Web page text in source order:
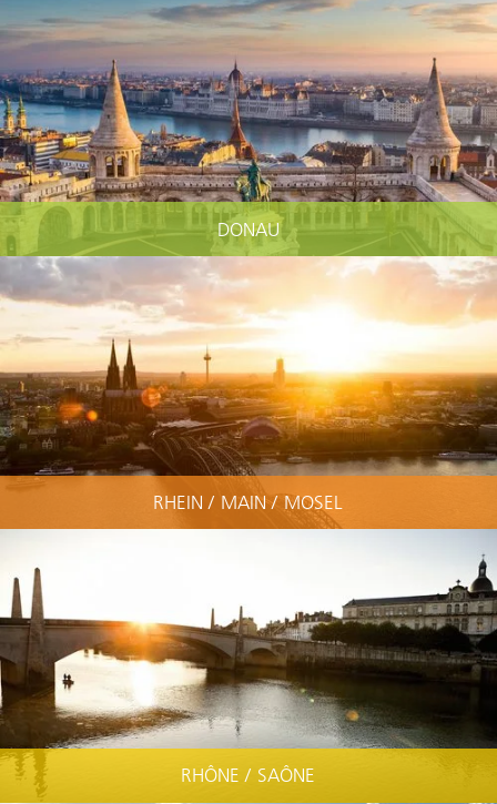
DONAU
RHEIN / MAIN / MOSEL
RHÔNE / SAÔNE